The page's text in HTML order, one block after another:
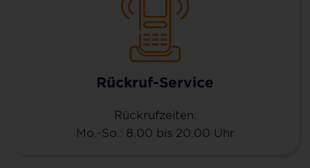
Rückruf-Service
Rückrufzeiten:
Mo.-So.: 8.00 bis 20.00 Uhr